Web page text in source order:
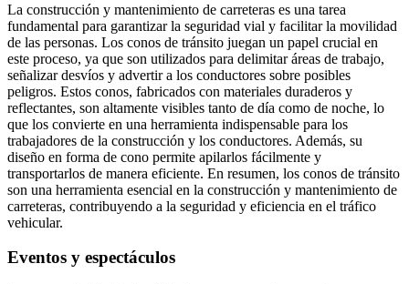
La construcción y mantenimiento de carreteras es una tarea
fundamental para garantizar la seguridad vial y facilitar la movilidad
de las personas. Los conos de tránsito juegan un papel crucial en
este proceso, ya que son utilizados para delimitar áreas de trabajo,
señalizar desvíos y advertir a los conductores sobre posibles
peligros. Estos conos, fabricados con materiales duraderos y
reflectantes, son altamente visibles tanto de día como de noche, lo
que los convierte en una herramienta indispensable para los
trabajadores de la construcción y los conductores. Además, su
diseño en forma de cono permite apilarlos fácilmente y
transportarlos de manera eficiente. En resumen, los conos de tránsito
son una herramienta esencial en la construcción y mantenimiento de
carreteras, contribuyendo a la seguridad y eficiencia en el tráfico
vehicular.
Eventos y espectáculos